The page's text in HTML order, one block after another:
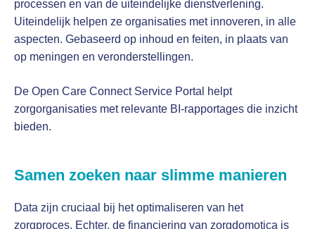
processen en van de uiteindelijke dienstverlening.
Uiteindelijk helpen ze organisaties met innoveren, in alle
aspecten. Gebaseerd op inhoud en feiten, in plaats van
op meningen en veronderstellingen.
De Open Care Connect Service Portal helpt
zorgorganisaties met relevante BI-rapportages die inzicht
bieden.
Samen zoeken naar slimme manieren
Data zijn cruciaal bij het optimaliseren van het
zorgproces. Echter, de financiering van zorgdomotica is